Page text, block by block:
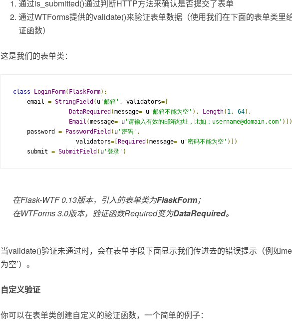
通过is_submitted()通过判断HTTP方法来确认是否提交了表单
通过WTForms提供的validate()来验证表单数据（使用我们在下面的表单类里
证函数）
这是我们的表单类：
class LoginForm( FlaskForm):
    email
= StringField ( u '邮箱' , validators=[
DataRequired (message= u '邮箱不能为空' ), Length( 1, 64),
Email (message= u '请输入有效的邮箱地址，比如：username@domain.com' )])
    password
= PasswordField ( u '密码' ,
                  validators
=[ Required (message= u '密码不能为空' )])
    submit
= SubmitField ( u '登录' )
在Flask-WTF 0.13版本，引入的表单类为FlaskForm；
在WTForms 3.0版本，验证函数Required变为DataRequired。
当validate()验证未通过时，会在表单字段下面显示我们传进去的错误提示（例如
为空’）。
自定义验证
你可以在表单类创建自定义的验证函数，一个简单的例子：